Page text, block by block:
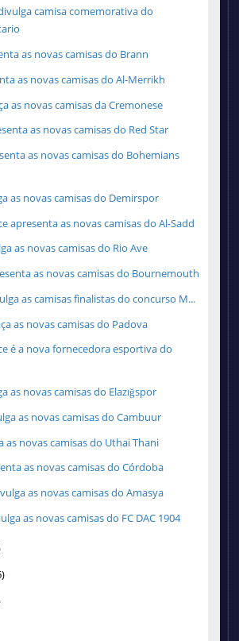
camisa comemorativa do
as novas camisas do Brann
as novas camisas do Al-Merrikh
as novas camisas da Cremonese
as novas camisas do Red Star
as novas camisas do Bohemians
as novas camisas do Demirspor
apresenta as novas camisas do Al-Sadd
as novas camisas do Rio Ave
as novas camisas do Bournemouth
as camisas finalistas do concurso M...
as novas camisas do Padova
é a nova fornecedora esportiva do
as novas camisas do Elazığspor
as novas camisas do Cambuur
as novas camisas do Uthai Thani
as novas camisas do Córdoba
as novas camisas do Amasya
as novas camisas do FC DAC 1904